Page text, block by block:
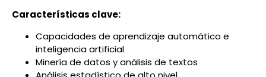
Características clave:
Capacidades de aprendizaje automático e
inteligencia artificial
Minería de datos y análisis de textos